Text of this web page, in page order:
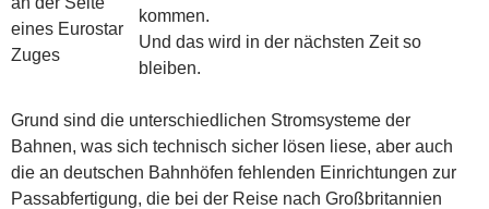
kommen.
Und das wird in der nächsten Zeit so
bleiben.
Grund sind die unterschiedlichen Stromsysteme der
Bahnen, was sich technisch sicher lösen liese, aber auch
die an deutschen Bahnhöfen fehlenden Einrichtungen zur
Passabfertigung, die bei der Reise nach Großbritannien